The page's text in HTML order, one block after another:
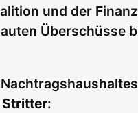
und der
Überschüsse
Stritter: